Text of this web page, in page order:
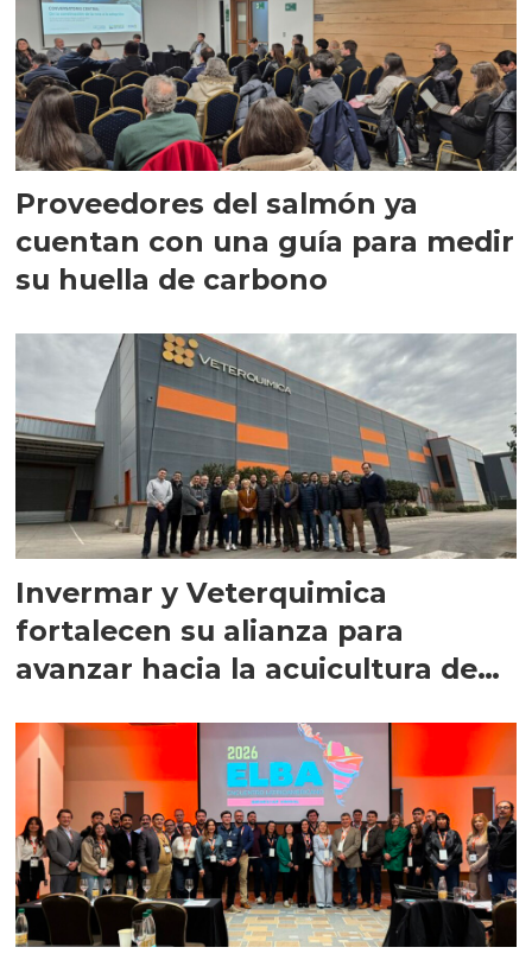
Proveedores del salmón ya
cuentan con una guía para medir
su huella de carbono
Invermar y Veterquimica
fortalecen su alianza para
avanzar hacia la acuicultura de